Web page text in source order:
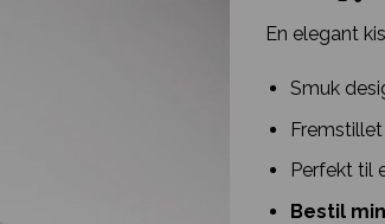
En elegant
Smuk
Perfekt til
Bestil